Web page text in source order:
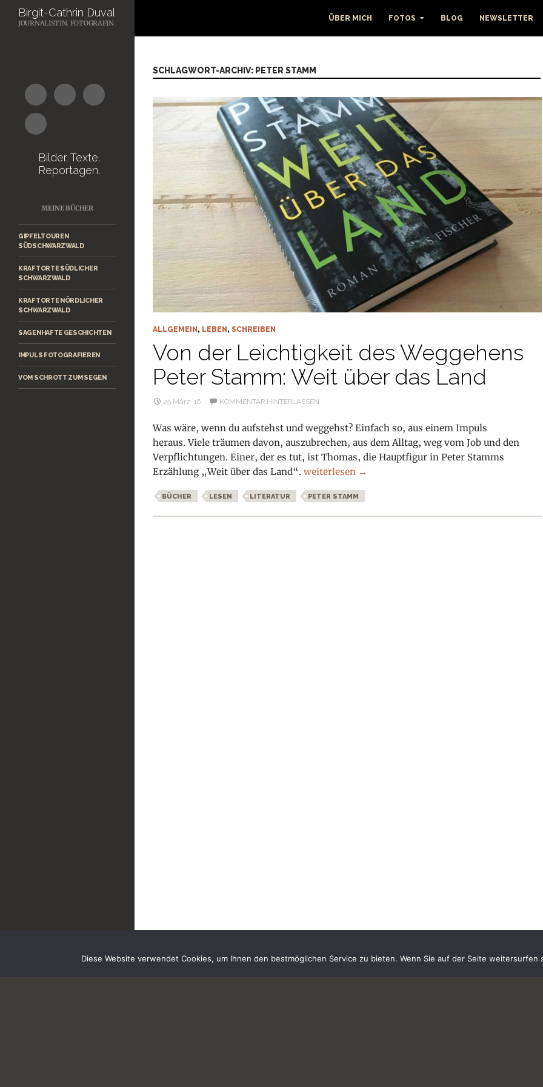
Suchen
ÜBER MICH FOTOS BLOG NEWSLETTER
SCHLAGWORT-ARCHIV: PETER STAMM
ALLGEMEIN , LEBEN , SCHREIBEN
Von der Leichtigkeit des Weggehens
Peter Stamm: Weit über das Land
25 März ’16 KOMMENTAR HINTERLASSEN
Was wäre, wenn du aufstehst und weggehst? Einfach so, aus einem Impuls
heraus. Viele träumen davon, auszubrechen, aus dem Alltag, weg vom Job und den
Verpflichtungen. Einer, der es tut, ist Thomas, die Hauptfigur in Peter Stamms
Erzählung „Weit über das Land“. Von der Leichtigkeit des Weggehens Peter Stamm:
weiterlesen →
BÜCHER LESEN LITERATUR PETER STAMM
Birgit-Cathrin Duval
JOURNALISTIN. FOTOGRAFIN.
Bilder. Texte.
Reportagen.
MEINE BÜCHER
GIPFELTOUREN
SÜDSCHWARZWALD
KRAFTORTE SÜDLICHER
SCHWARZWALD
KRAFTORTE NÖRDLICHER
SCHWARZWALD
SAGENHAFTE GESCHICHTEN
IMPULS FOTOGRAFIEREN
VOM SCHROTT ZUM SEGEN
Diese Website verwendet Cookies, um Ihnen den bestmöglichen Service zu bieten. Wenn Sie auf der Seite weitersurfen